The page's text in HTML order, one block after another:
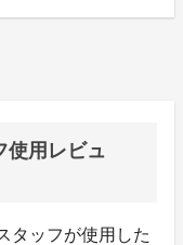
使用レビュ
タッフが使用した